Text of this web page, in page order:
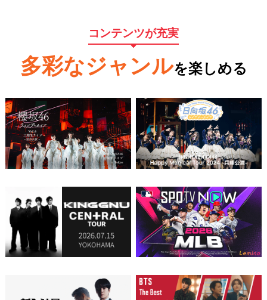
コンテンツが充実
多彩なジャンルを楽しめる